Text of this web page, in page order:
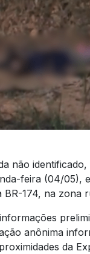
não
feira (04/05),
BR-174, na zona
anônima
da